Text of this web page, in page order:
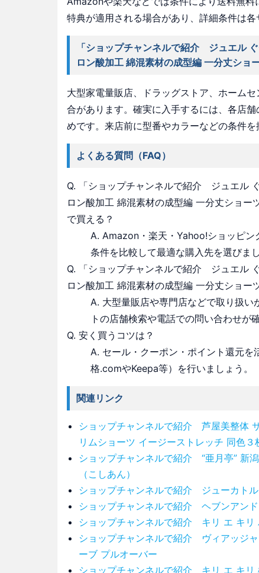
特典が適用される場合があり、詳細条件は各
「ショップチャンネルで紹介 ジュエル
ロン酸加工 綿混素材の成型編 一分丈ショ
大型家電量販店、ドラッグストア、ホーム
合があります。確実に入手するには、各店
めです。来店前に型番やカラーなどの条件を
よくある質問（FAQ）
Q. 「ショップチャンネルで紹介 ジュエル
ロン酸加工 綿混素材の成型編 一分丈ショー
で買える？
A. Amazon・楽天・Yahoo!ショッピン
条件を比較して最適な購入先を選びまし
Q. 「ショップチャンネルで紹介 ジュエル
ロン酸加工 綿混素材の成型編 一分丈ショー
A. 大型量販店や専門店などで取り扱い
トの店舗検索や電話での問い合わせが
Q. 安く買うコツは？
A. セール・クーポン・ポイント還元を
格.comやKeepa等）を行いましょう。
関連リンク
ショップチャンネルで紹介 芦屋美整体
リムショーツ イージーストレッチ 同色３
ショップチャンネルで紹介 “亜月亭” 新
（こしあん）
ショップチャンネルで紹介 ジューカト
ショップチャンネルで紹介 ヘブンアン
ショップチャンネルで紹介 キリ エ キリ
ショップチャンネルで紹介 ヴィアッジ
ーブ プルオーバー
ショップチャンネルで紹介 キリ エ キリ